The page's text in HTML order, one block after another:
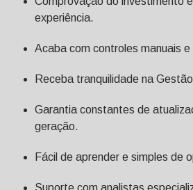
experiência.
Acaba com controles manuais e
Receba tranquilidade na
Garantia constantes de
geração.
Fácil de aprender e simples de
Suporte com analistas